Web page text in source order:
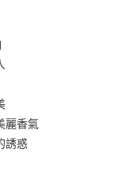
麗香氣
誘惑